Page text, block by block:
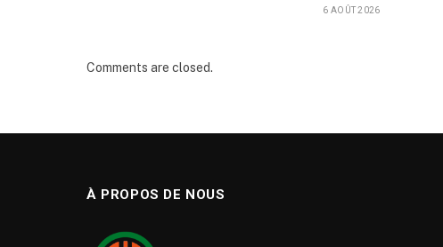
6 AOÛT 2026
Comments are closed.
À PROPOS DE NOUS